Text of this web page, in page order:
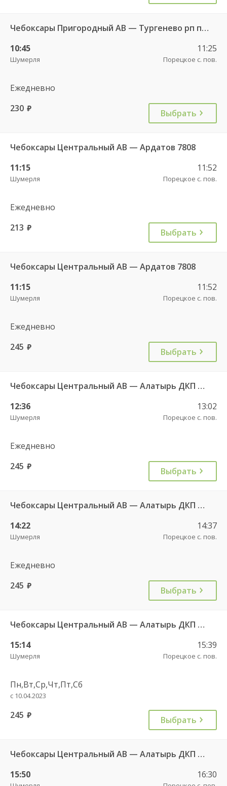
Чебоксары Пригородный АВ — Тургенево рп пов. 9377
10:45
Шумерля
11:25
Порецкое с. пов.
Ежедневно
230 руб. Выбрать
Чебоксары Центральный АВ — Ардатов 7808
11:15
Шумерля
11:52
Порецкое с. пов.
Ежедневно
213 руб. Выбрать
Чебоксары Центральный АВ — Ардатов 7808
11:15
Шумерля
11:52
Порецкое с. пов.
Ежедневно
245 руб. Выбрать
Чебоксары Центральный АВ — Алатырь ДКП ч/з Шумерля г. ДКП 535
12:36
Шумерля
13:02
Порецкое с. пов.
Ежедневно
245 руб. Выбрать
Чебоксары Центральный АВ — Алатырь ДКП ч/з Шумерля г. ДКП 535
14:22
Шумерля
14:37
Порецкое с. пов.
Ежедневно
245 руб. Выбрать
Чебоксары Центральный АВ — Алатырь ДКП ч/з Шумерля г. ДКП 535
15:14
Шумерля
15:39
Порецкое с. пов.
Пн,Вт,Ср,Чт,Пт,Сб
с 10.04.2023
245 руб. Выбрать
Чебоксары Центральный АВ — Алатырь ДКП ч/з Шумерля г. ДКП 535
15:50
16:30